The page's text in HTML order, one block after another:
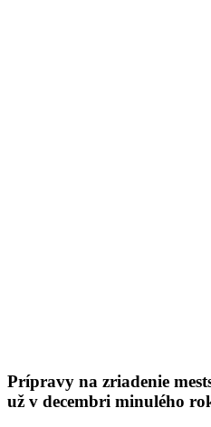
Prípravy na zriadenie
už v decembri minulého